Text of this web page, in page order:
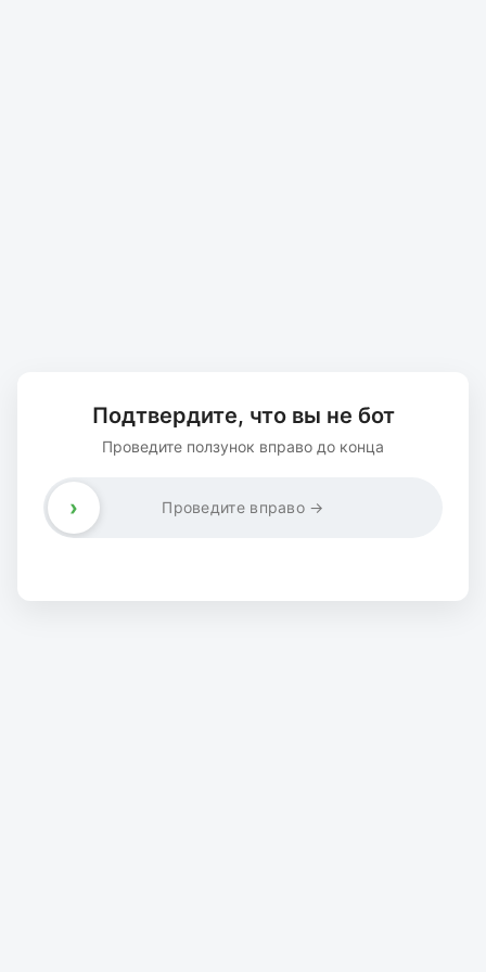
Подтвердите, что вы не бот
Проведите ползунок вправо до конца
Проведите вправо →
›